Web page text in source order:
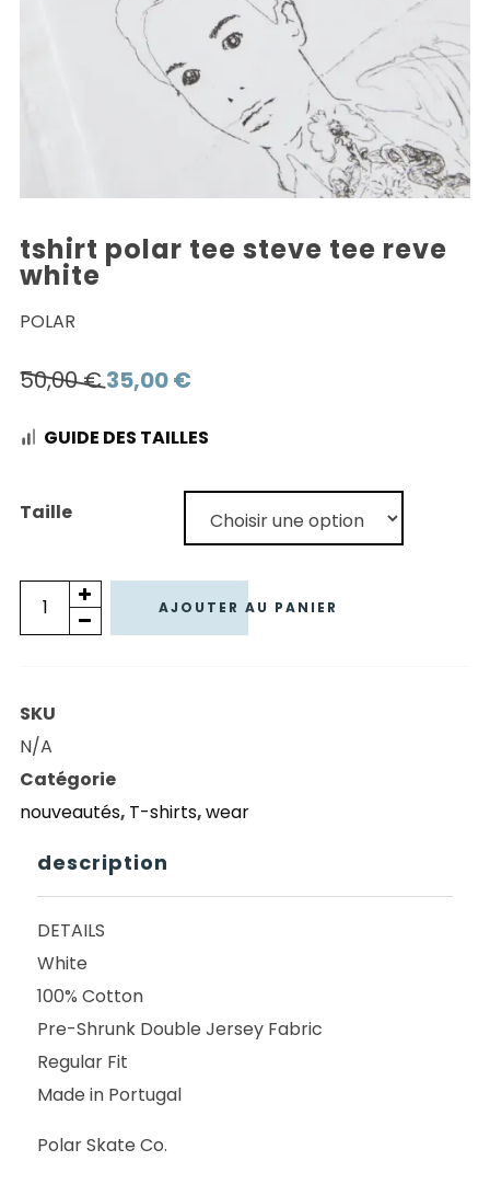
tshirt polar tee steve tee reve
white
POLAR
50,00€ Le
initial
35,00€Le
actuel
GUIDE DES TAILLES
Taille
quantité
de
TEE
STEVE
TEE
REVE
WHITE
AJOUTER AU PANIER
SKU
N/A
Catégorie
nouveautés, T-shirts,wear
description
DETAILS
White
100% Cotton
Pre-Shrunk Double Jersey Fabric
Regular Fit
Made in Portugal
Polar Skate Co.